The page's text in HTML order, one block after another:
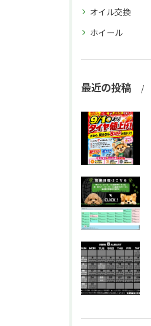
オイル交換
ホイール
最近の投稿